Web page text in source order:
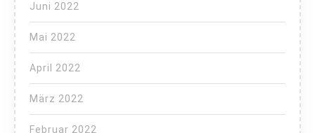
Juni 2022
Mai 2022
April 2022
März 2022
Februar 2022